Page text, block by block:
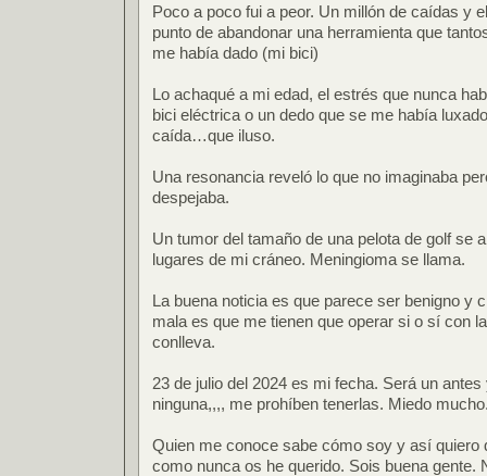
Poco a poco fui a peor. Un millón de caídas y
punto de abandonar una herramienta que
me había dado (mi bici)
Lo achaqué a mi edad, el estrés que nunca
bici eléctrica o un dedo que se me había
caída…que iluso.
Una resonancia reveló lo que no imaginaba
despejaba.
Un tumor del tamaño de una pelota de golf se
lugares de mi cráneo. Meningioma se llama.
La buena noticia es que parece ser benigno y
mala es que me tienen que operar si o sí con
conlleva.
23 de julio del 2024 es mi fecha. Será un
ninguna,,,, me prohíben tenerlas. Miedo
Quien me conoce sabe cómo soy y así quiero
como nunca os he querido. Sois buena gente.